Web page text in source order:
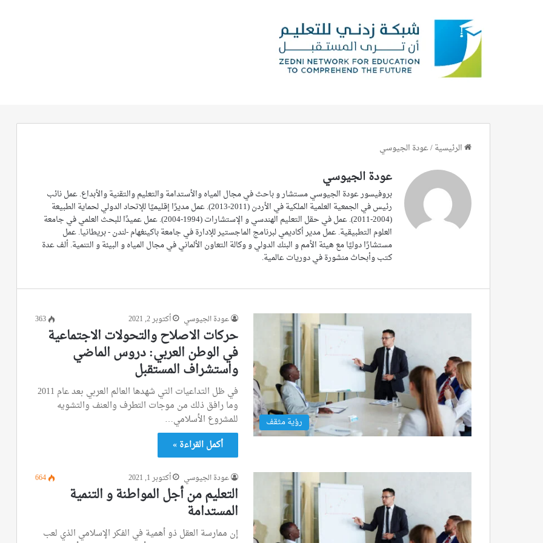
الرئيسية/عودة الجيوسي
عودة الجيوسي
بروفيسور عودة الجيوسي مستشار و باحث في مجال المياه والأستدامة والتعليم والتقنية والأبداع. عمل نائب
رئيس في الجمعية العلمية الملكية في الأردن (2011-2013). عمل مديرًا إقليميًا للإتحاد الدولي لحماية الطبيعة
(2004-2011). عمل في حقل التعليم الهندسي و الإستشارات (1994-2004). عمل عميدًا للبحث العلمي في جامعة
العلوم التطبيقية. عمل مدير أكاديمي لبرنامج الماجستير للإدارة في جامعة باكينغهام -لندن - بريطانيا. عمل
مستشارًا دوليًا مع هيئة الأمم و البنك الدولي و وكالة التعاون الألماني في مجال المياه و البيئة و التنمية. ألف عدة
كتب وأبحاث منشورة في دوريات عالمية.
رؤية مثقف
عودة الجيوسي أكتوبر 2, 2021 363
حركات الاصلاح والتحولات الاجتماعية
في الوطن العربي: دروس الماضي
واستشراف المستقبل
في ظل التداعيات التي شهدها العالم العربي بعد عام 2011
وما رافق ذلك من موجات التطرف والعنف والتشويه
للمشروع الأسلامي…
أكمل القراءة »
عودة الجيوسي أكتوبر 1, 2021 664
التعليم من أجل المواطنة و التنمية
المستدامة
إن ممارسة العقل ذو أهمية في الفكر الإسلامي الذي لعب